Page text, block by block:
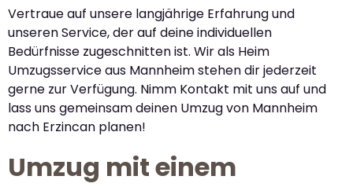
Vertraue auf unsere langjährige Erfahrung und
unseren Service, der auf deine individuellen
Bedürfnisse zugeschnitten ist. Wir als Heim
Umzugsservice aus Mannheim stehen dir jederzeit
gerne zur Verfügung. Nimm Kontakt mit uns auf und
lass uns gemeinsam deinen Umzug von Mannheim
nach Erzincan planen!
Umzug mit einem